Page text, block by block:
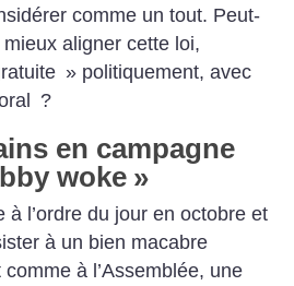
comme un tout. Peut-
aligner cette loi,
» politiquement, avec
?
en campagne
woke »
à l’ordre du jour en octobre et
à un bien macabre
à l’Assemblée, une